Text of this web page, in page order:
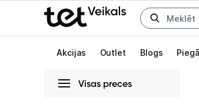
Uz kategorijam Uz galveno
Akcijas Outlet Blogs
Visas preces